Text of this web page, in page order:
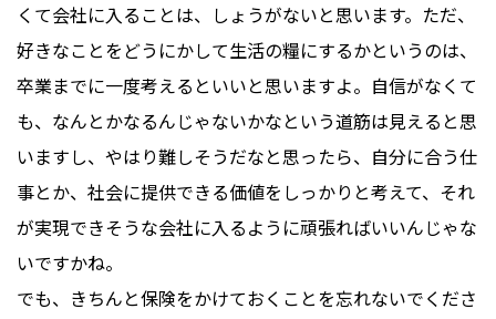
くて会社に入ることは、しょうがないと思います。ただ、
好きなことをどうにかして生活の糧にするかというのは、
卒業までに一度考えるといいと思いますよ。自信がなくて
も、なんとかなるんじゃないかなという道筋は見えると思
いますし、やはり難しそうだなと思ったら、自分に合う仕
事とか、社会に提供できる価値をしっかりと考えて、それ
が実現できそうな会社に入るように頑張ればいいんじゃな
いですかね。
でも、きちんと保険をかけておくことを忘れないでくださ